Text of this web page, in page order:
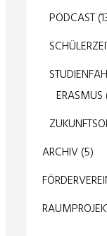
PODCAST
ERASMUS
ARCHIV(5)